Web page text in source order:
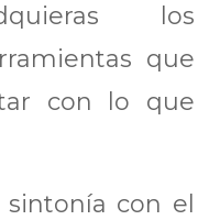
los
que
con lo que
con el